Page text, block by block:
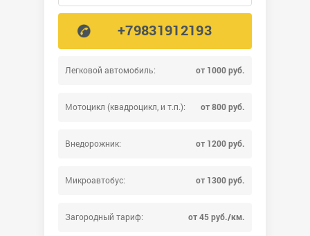
Легковой автомобиль: от 1000 руб.
Мотоцикл (квадроцикл, и т.п.): от 800 руб.
Внедорожник: от 1200 руб.
Микроавтобус: от 1300 руб.
Загородный тариф: от 45 руб./км.
+79831912193